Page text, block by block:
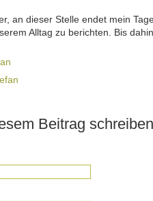
an dieser Stelle endet mein
Alltag zu berichten. Bis
Beitrag